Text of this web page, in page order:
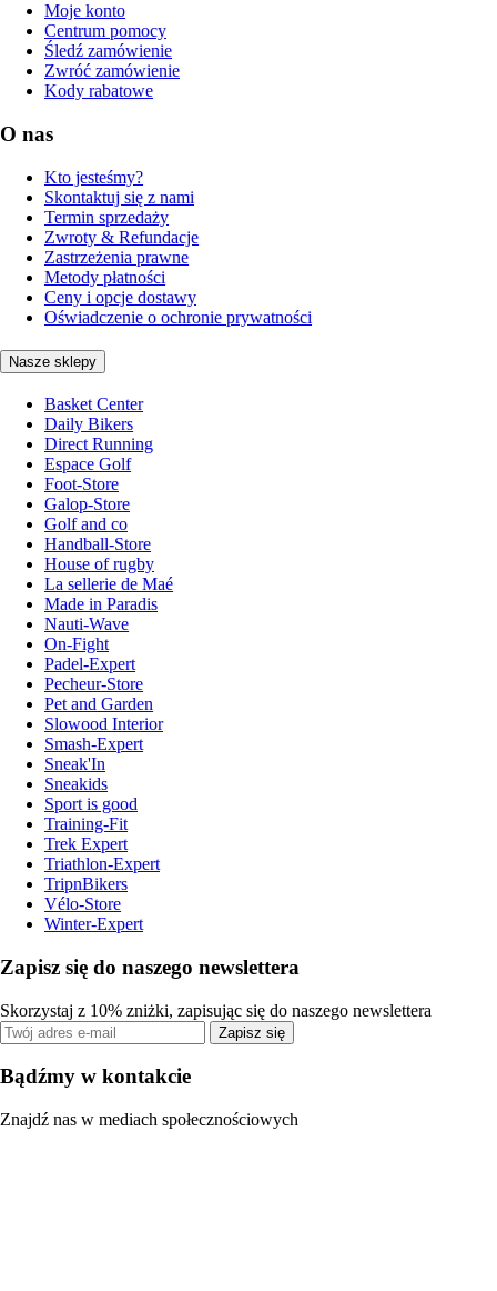
Moje konto
Centrum pomocy
Śledź zamówienie
Zwróć zamówienie
Kody rabatowe
O nas
Kto jesteśmy?
Skontaktuj się z nami
Termin sprzedaży
Zwroty & Refundacje
Zastrzeżenia prawne
Metody płatności
Ceny i opcje dostawy
Oświadczenie o ochronie prywatności
Nasze sklepy
Basket Center
Daily Bikers
Direct Running
Espace Golf
Foot-Store
Galop-Store
Golf and co
Handball-Store
House of rugby
La sellerie de Maé
Made in Paradis
Nauti-Wave
On-Fight
Padel-Expert
Pecheur-Store
Pet and Garden
Slowood Interior
Smash-Expert
Sneak'In
Sneakids
Sport is good
Training-Fit
Trek Expert
Triathlon-Expert
TripnBikers
Vélo-Store
Winter-Expert
Zapisz się do naszego newslettera
Skorzystaj z 10% zniżki, zapisując się do naszego newslettera
Zapisz się
Bądźmy w kontakcie
Znajdź nas w mediach społecznościowych